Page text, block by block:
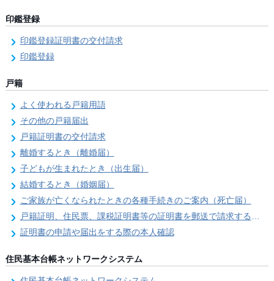
印鑑登録
印鑑登録証明書の交付請求
印鑑登録
戸籍
よく使われる戸籍用語
その他の戸籍届出
戸籍証明書の交付請求
離婚するとき（離婚届）
子どもが生まれたとき（出生届）
結婚するとき（婚姻届）
ご家族が亡くなられたときの各種手続きのご案内（死亡届）
戸籍証明、住民票、課税証明書等の証明書を郵送で請求する際の本人確認
証明書の申請や届出をする際の本人確認
住民基本台帳ネットワークシステム